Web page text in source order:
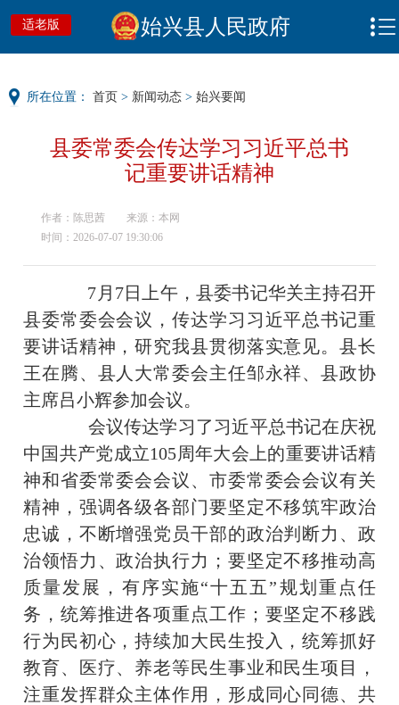
适老版 始兴县人民政府
所在位置： 首页 > 新闻动态 > 始兴要闻
县委常委会传达学习习近平总书
记重要讲话精神
作者：陈思茜
来源：本网
时间：2026-07-07 19:30:06
7月7日上午，县委书记华关主持召开
县委常委会会议，传达学习习近平总书记重
要讲话精神，研究我县贯彻落实意见。县长
王在腾、县人大常委会主任邹永祥、县政协
主席吕小辉参加会议。
会议传达学习了习近平总书记在庆祝
中国共产党成立105周年大会上的重要讲话精
神和省委常委会会议、市委常委会会议有关
精神，强调各级各部门要坚定不移筑牢政治
忠诚，不断增强党员干部的政治判断力、政
治领悟力、政治执行力；要坚定不移推动高
质量发展，有序实施“十五五”规划重点任
务，统筹推进各项重点工作；要坚定不移践
行为民初心，持续加大民生投入，统筹抓好
教育、医疗、养老等民生事业和民生项目，
注重发挥群众主体作用，形成同心同德、共